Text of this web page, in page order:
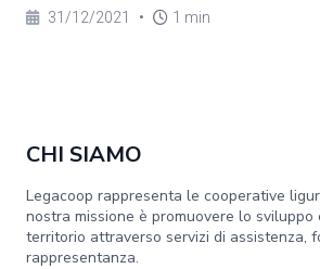
31/12/2021 • 1 min
CHI SIAMO
Legacoop rappresenta le cooperative
nostra missione è promuovere lo
territorio attraverso servizi di assistenza,
rappresentanza.